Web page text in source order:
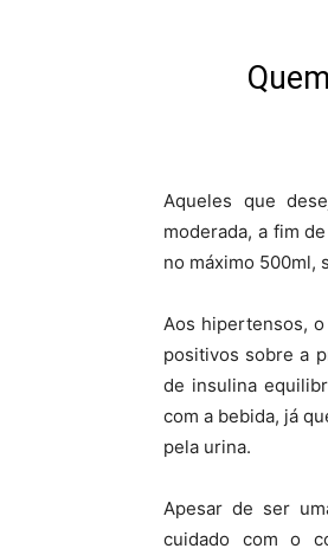
Aqueles que
moderada, a fim
no máximo 500ml,
Aos hipertensos,
positivos sobre a
de insulina
com a bebida, já
pela urina.
Apesar de ser
cuidado com o